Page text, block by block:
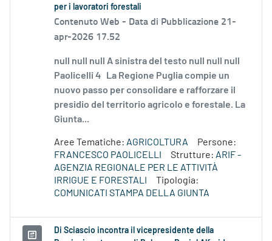
per i lavoratori forestali
Contenuto Web - Data di Pubblicazione 21-
apr-2026 17.52
null null null A sinistra del testo null null null
Paolicelli 4 La Regione Puglia compie un
nuovo passo per consolidare e rafforzare il
presidio del territorio agricolo e forestale. La
Giunta...
Aree Tematiche: AGRICOLTURA
Persone:
FRANCESCO PAOLICELLI
Strutture: ARIF -
AGENZIA REGIONALE PER LE ATTIVITÀ
IRRIGUE E FORESTALI
Tipologia:
COMUNICATI STAMPA DELLA GIUNTA
Di Sciascio incontra il vicepresidente della